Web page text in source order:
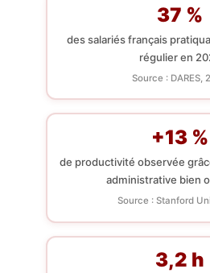
37 %
des salariés français
régulier en
Source : DARES,
+13 %
de productivité observée
administrative bien
Source : Stanford
3,2 h